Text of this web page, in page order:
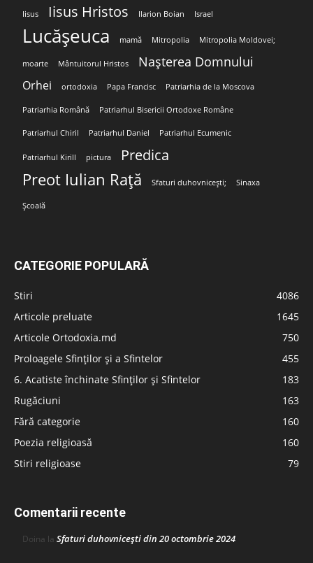
Iisus Iisus Hristos Ilarion Boian Israel
Lucășeuca mamă Mitropolia Mitropolia Moldovei;
moarte Mântuitorul Hristos Nașterea Domnului
Orhei ortodoxia Papa Francisc Patriarhia de la Moscova
Patriarhia Română Patriarhul Bisericii Ortodoxe Române
Patriarhul Chiril Patriarhul Daniel Patriarhul Ecumenic
Patriarhul Kirill pictura Predica
Preot Iulian Rață Sfaturi duhovnicești; Sinaxa
Școală
CATEGORIE POPULARĂ
Stiri
4086
Articole preluate
1645
Articole Ortodoxia.md
750
Proloagele Sfinților și a Sfintelor
455
6. Acatiste închinate Sfinților și Sfintelor
183
Rugăciuni
163
Fără categorie
160
Poezia religioasă
160
Stiri religioase
79
Comentarii recente
Doina la Sfaturi duhovnicești din 20 octombrie 2024